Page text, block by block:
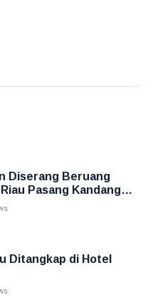
Diserang Beruang
Pasang Kandang
Ditangkap di Hotel